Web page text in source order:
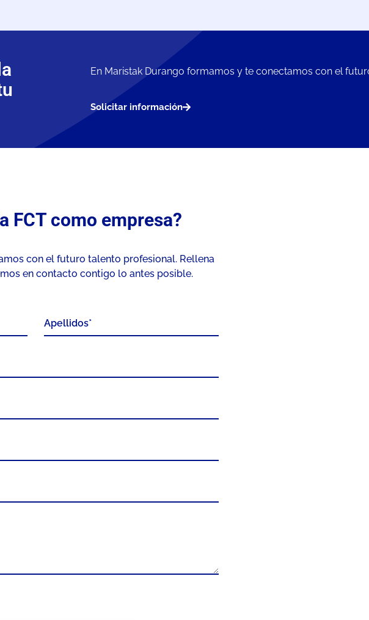
En Maristak Durango formamos y te conectamos con el
Solicitar información
FCT como empresa?
con el futuro talento profesional. Rellena
en contacto contigo lo antes posible.